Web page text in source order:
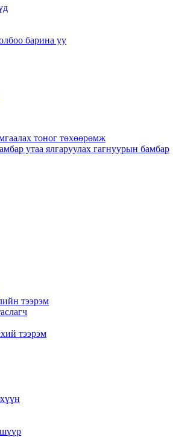
барина уу
тоног төхөөрөмж
утаа ялгаруулах гагнуурын бамбар
тээрэм
тээрэм